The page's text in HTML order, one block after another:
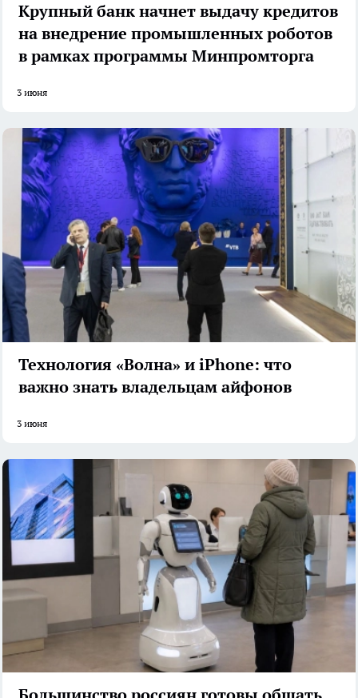
Крупный банк начнет выдачу кредитов
на внедрение промышленных роботов
в рамках программы Минпромторга
3 июня
Технология «Волна» и iPhone: что
важно знать владельцам айфонов
3 июня